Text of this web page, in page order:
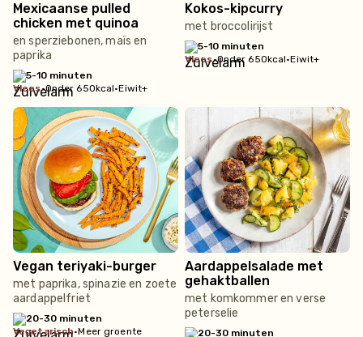
Mexicaanse pulled
chicken met quinoa
en sperziebonen, maïs en
paprika
5-10 minuten
vlees•Onder 650kcal•Eiwit+
Kokos-kipcurry
met broccolirijst
5-10 minuten
vlees•Onder 650kcal•Eiwit+
Vegan teriyaki-burger
met paprika, spinazie en zoete
aardappelfriet
20-30 minuten
vegetarisch•Meer groente
Aardappelsalade met
gehaktballen
met komkommer en verse
peterselie
20-30 minuten